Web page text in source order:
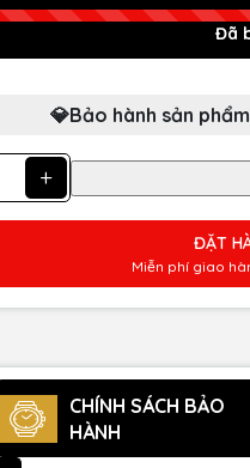
Đã
💎Bảo hành sản
+
ĐẶT
Miễn phí giao
CHÍNH SÁCH BẢO
HÀNH